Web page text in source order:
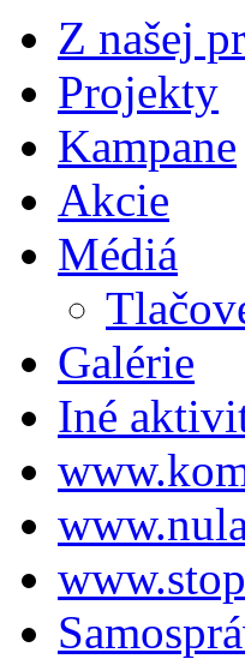
Z našej
Projekty
Kampane
Akcie
Médiá
Galérie
Iné